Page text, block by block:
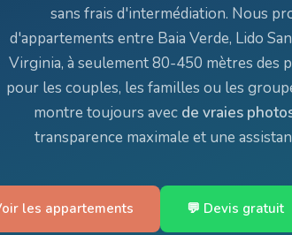
sans frais d'intermédiation. Nous
d'appartements entre Baia Verde, Lido
Virginia, à seulement 80-450 mètres des
pour les couples, les familles ou les
montre toujours avec de vraies
transparence maximale et une
les appartements 💬 Devis gratuit